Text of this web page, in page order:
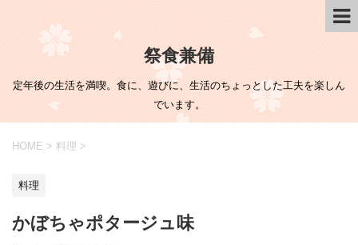
祭食兼備
定年後の生活を満喫。食に、遊びに、生活のちょっとした工夫を楽しん
でいます。
HOME > 料理 >
料理
かぼちゃポタージュ味